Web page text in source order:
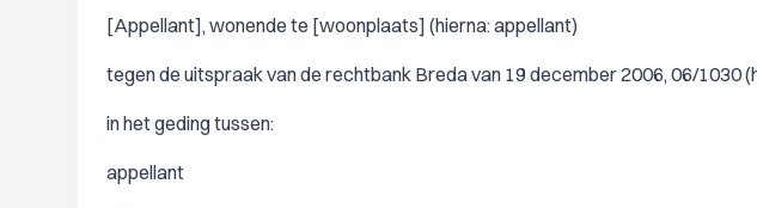
[Appellant], wonende te [woonplaats] (hierna: appellant)
tegen de uitspraak van de rechtbank Breda van 19 december 2006, 06/1030
in het geding tussen:
appellant